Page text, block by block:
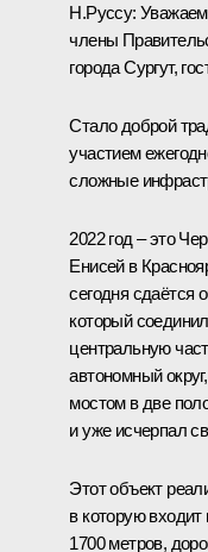
Н.Руссу:
члены
города Сургут,
Стало доброй
участием
сложные
2022 год – это
Енисей в
сегодня сдаётся
который
центральную
автономный
мостом в две
и уже исчерпал
Этот объект
в которую
1700 метров,